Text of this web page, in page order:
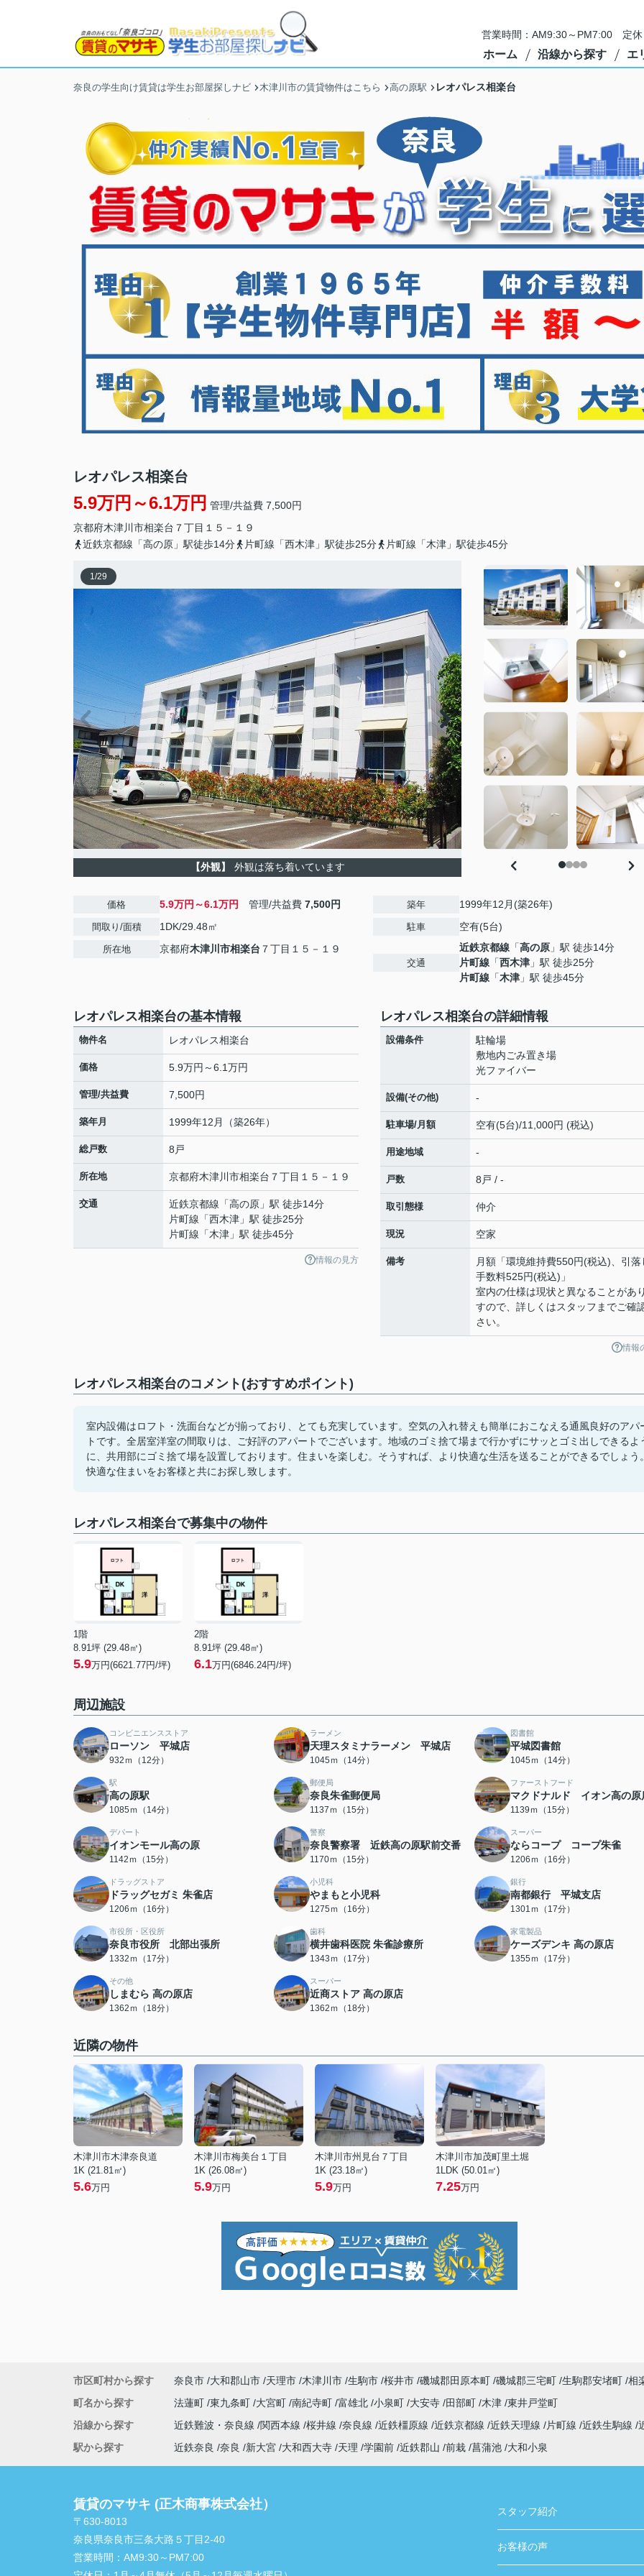
営業時間：AM9:30～PM7:00 定休
ホーム 沿線から探す エ
奈良の学生向け賃貸は学生お部屋探しナビ 木津川市の賃貸物件はこちら 高の原駅 レオパレス相楽台
レオパレス相楽台
5.9万円～6.1万円 管理/共益費 7,500円
京都府木津川市相楽台 ７丁目１５－１９
近鉄京都線「高の原」駅徒歩14分
片町線「西木津」駅徒歩25分 片町線「木津」駅徒歩45分
1/29
【外観】 外観は落ち着いています
価格 5.9万円～6.1万円 管理/共益費 7,500円
間取り/面積 1DK/29.48㎡
所在地 京都府木津川市相楽台 ７丁目１５－１９
築年 1999年12月(築26年)
駐車 空有(5台)
交通
近鉄京都線 「高の原 」駅 徒歩14分
片町線 「西木津 」駅 徒歩25分
片町線 「木津 」駅 徒歩45分
レオパレス相楽台の基本情報
物件名 レオパレス相楽台
価格 5.9万円～6.1万円
管理/共益費 7,500円
築年月 1999年12月（築26年）
総戸数 8戸
所在地 京都府木津川市相楽台 ７丁目１５－１９
交通 近鉄京都線 「高の原 」駅 徒歩14分
片町線 「西木津 」駅 徒歩25分
片町線 「木津 」駅 徒歩45分
情報の見方
レオパレス相楽台の詳細情報
設備条件
駐輪場
敷地内ごみ置き場
光ファイバー
設備(その他) -
駐車場/月額 空有(5台)/11,000円 (税込)
用途地域 -
戸数 8戸 / -
取引態様 仲介
現況 空家
備考
月額「環境維持費550円(税込)、引落
手数料525円(税込)」
室内の仕様は現状と異なることがあ
すので、詳しくはスタッフまでご確
さい。
情報
レオパレス相楽台のコメント(おすすめポイント)
室内設備はロフト・洗面台などが揃っており、とても充実しています。空気の入れ替えも簡単におこなえる通風良好のアパ
トです。全居室洋室の間取りは、ご好評のアパートでございます。地域のゴミ捨て場まで行かずにサッとゴミ出しできるよ
に、共用部にゴミ捨て場を設置しております。住まいを楽しむ。そうすれば、より快適な生活を送ることができるでしょう
快適な住まいをお客様と共にお探し致します。
レオパレス相楽台で募集中の物件
1階
8.91坪 (29.48㎡)
5.9万円(6621.77円/坪)
2階
8.91坪 (29.48㎡)
6.1万円(6846.24円/坪)
周辺施設
コンビニエンスストア
ローソン 平城店
932ｍ（12分）
ラーメン
天理スタミナラーメン 平城店
1045ｍ（14分）
図書館
平城図書館
1045ｍ（14分）
駅
高の原駅
1085ｍ（14分）
郵便局
奈良朱雀郵便局
1137ｍ（15分）
ファーストフード
マクドナルド イオン高の原
1139ｍ（15分）
デパート
イオンモール高の原
1142ｍ（15分）
警察
奈良警察署 近鉄高の原駅前交番
1170ｍ（15分）
スーパー
ならコープ コープ朱雀
1206ｍ（16分）
ドラッグストア
ドラッグセガミ 朱雀店
1206ｍ（16分）
小児科
やまもと小児科
1275ｍ（16分）
銀行
南都銀行 平城支店
1301ｍ（17分）
市役所・区役所
奈良市役所 北部出張所
1332ｍ（17分）
歯科
横井歯科医院 朱雀診療所
1343ｍ（17分）
家電製品
ケーズデンキ 高の原店
1355ｍ（17分）
その他
しまむら 高の原店
1362ｍ（18分）
スーパー
近商ストア 高の原店
1362ｍ（18分）
近隣の物件
木津川市木津奈良道
1K (21.81㎡)
5.6万円
木津川市梅美台１丁目
1K (26.08㎡)
5.9万円
木津川市州見台７丁目
1K (23.18㎡)
5.9万円
木津川市加茂町里土堀
1LDK (50.01㎡)
7.25万円
市区町村から探す 奈良市 大和郡山市 天理市 木津川市 生駒市 桜井市 磯城郡田原本町 磯城郡三宅町 生駒郡安堵町 相
町名から探す
法蓮町 東九条町 大宮町 南紀寺町 富雄北 小泉町 大安寺 田部町 木津 東井戸堂町
沿線から探す
近鉄難波・奈良線 関西本線 桜井線 奈良線 近鉄橿原線 近鉄京都線 近鉄天理線 片町線 近鉄生駒線
駅から探す
近鉄奈良 奈良 新大宮 大和西大寺 天理 学園前 近鉄郡山 前栽 菖蒲池 大和小泉
賃貸のマサキ (正木商事株式会社）
〒630-8013
奈良県奈良市三条大路５丁目2-40
営業時間： AM9:30～PM7:00
スタッフ紹介
お客様の声